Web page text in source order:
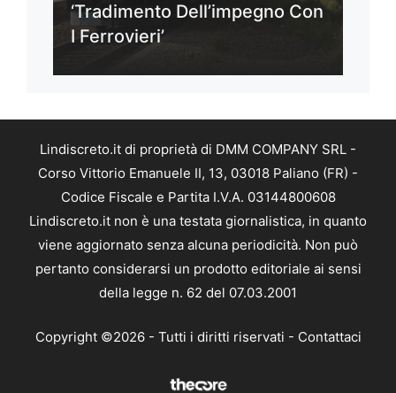
‘Tradimento Dell’impegno Con
I Ferrovieri’
Lindiscreto.it di proprietà di DMM COMPANY SRL -
Corso Vittorio Emanuele II, 13, 03018 Paliano (FR) -
Codice Fiscale e Partita I.V.A. 03144800608
Lindiscreto.it non è una testata giornalistica, in quanto
viene aggiornato senza alcuna periodicità. Non può
pertanto considerarsi un prodotto editoriale ai sensi
della legge n. 62 del 07.03.2001
Copyright ©2026 - Tutti i diritti riservati - Contattaci